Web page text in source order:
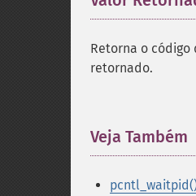
Retorna o
retornado.
Veja Também